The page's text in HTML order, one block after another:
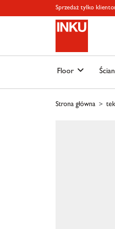
Skip to main content Skip to page
Sprzedaż tylko
Floor
Strona główna